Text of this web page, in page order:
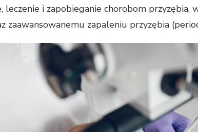
leczenie i zapobieganie chorobom przyzębia,
zaawansowanemu zapaleniu przyzębia